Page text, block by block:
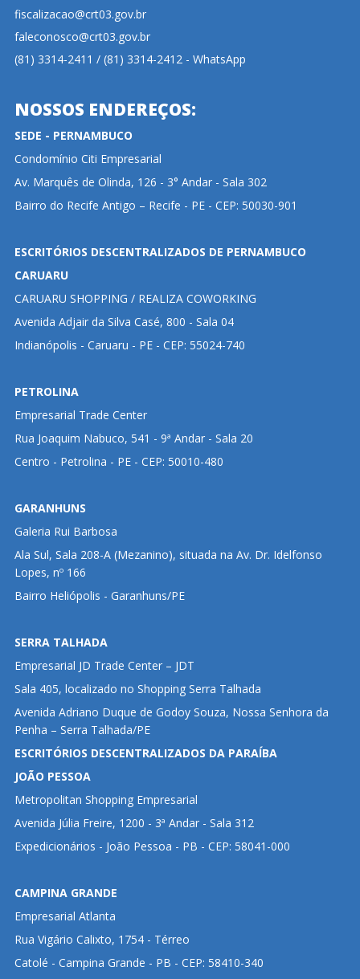
fiscalizacao@crt03.gov.br
faleconosco@crt03.gov.br
(81) 3314-2411 / (81) 3314-2412 - WhatsApp
NOSSOS ENDEREÇOS:
SEDE - PERNAMBUCO
Condomínio Citi Empresarial
Av. Marquês de Olinda, 126 - 3° Andar - Sala 302
Bairro do Recife Antigo – Recife - PE - CEP: 50030-901
ESCRITÓRIOS DESCENTRALIZADOS DE PERNAMBUCO
CARUARU
CARUARU SHOPPING / REALIZA COWORKING
Avenida Adjair da Silva Casé, 800 - Sala 04
Indianópolis - Caruaru - PE - CEP: 55024-740
PETROLINA
Empresarial Trade Center
Rua Joaquim Nabuco, 541 - 9ª Andar - Sala 20
Centro - Petrolina - PE - CEP: 50010-480
GARANHUNS
Galeria Rui Barbosa
Ala Sul, Sala 208-A (Mezanino), situada na Av. Dr. Idelfonso
Lopes, nº 166
Bairro Heliópolis - Garanhuns/PE
SERRA TALHADA
Empresarial JD Trade Center – JDT
Sala 405, localizado no Shopping Serra Talhada
Avenida Adriano Duque de Godoy Souza, Nossa Senhora da
Penha – Serra Talhada/PE
ESCRITÓRIOS DESCENTRALIZADOS DA PARAÍBA
JOÃO PESSOA
Metropolitan Shopping Empresarial
Avenida Júlia Freire, 1200 - 3ª Andar - Sala 312
Expedicionários - João Pessoa - PB - CEP: 58041-000
CAMPINA GRANDE
Empresarial Atlanta
Rua Vigário Calixto, 1754 - Térreo
Catolé - Campina Grande - PB - CEP: 58410-340